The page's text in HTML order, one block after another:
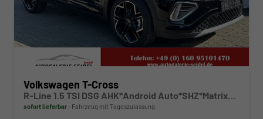
Volkswagen T-Cross
sofort lieferbar Fahrzeug mit Tageszulassung